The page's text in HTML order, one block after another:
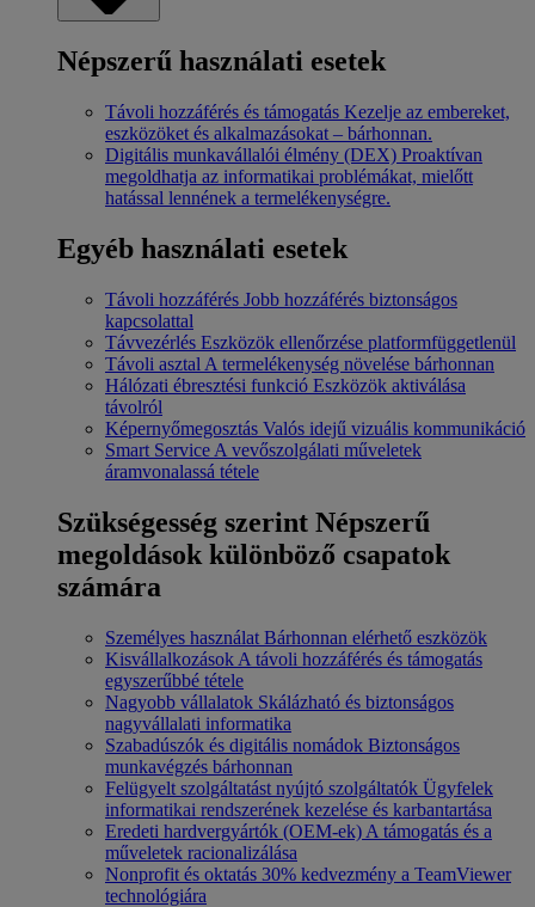
Népszerű használati esetek
Távoli hozzáférés és támogatás Kezelje az embereket,
eszközöket és alkalmazásokat – bárhonnan.
Digitális munkavállalói élmény (DEX) Proaktívan
megoldhatja az informatikai problémákat, mielőtt
hatással lennének a termelékenységre.
Egyéb használati esetek
Távoli hozzáférés Jobb hozzáférés biztonságos
kapcsolattal
Távvezérlés Eszközök ellenőrzése platformfüggetlenül
Távoli asztal A termelékenység növelése bárhonnan
Hálózati ébresztési funkció Eszközök aktiválása
távolról
Képernyőmegosztás Valós idejű vizuális kommunikáció
Smart Service A vevőszolgálati műveletek
áramvonalassá tétele
Szükségesség szerint Népszerű
megoldások különböző csapatok
számára
Személyes használat Bárhonnan elérhető eszközök
Kisvállalkozások A távoli hozzáférés és támogatás
egyszerűbbé tétele
Nagyobb vállalatok Skálázható és biztonságos
nagyvállalati informatika
Szabadúszók és digitális nomádok Biztonságos
munkavégzés bárhonnan
Felügyelt szolgáltatást nyújtó szolgáltatók Ügyfelek
informatikai rendszerének kezelése és karbantartása
Eredeti hardvergyártók (OEM-ek) A támogatás és a
műveletek racionalizálása
Nonprofit és oktatás 30% kedvezmény a TeamViewer
technológiára